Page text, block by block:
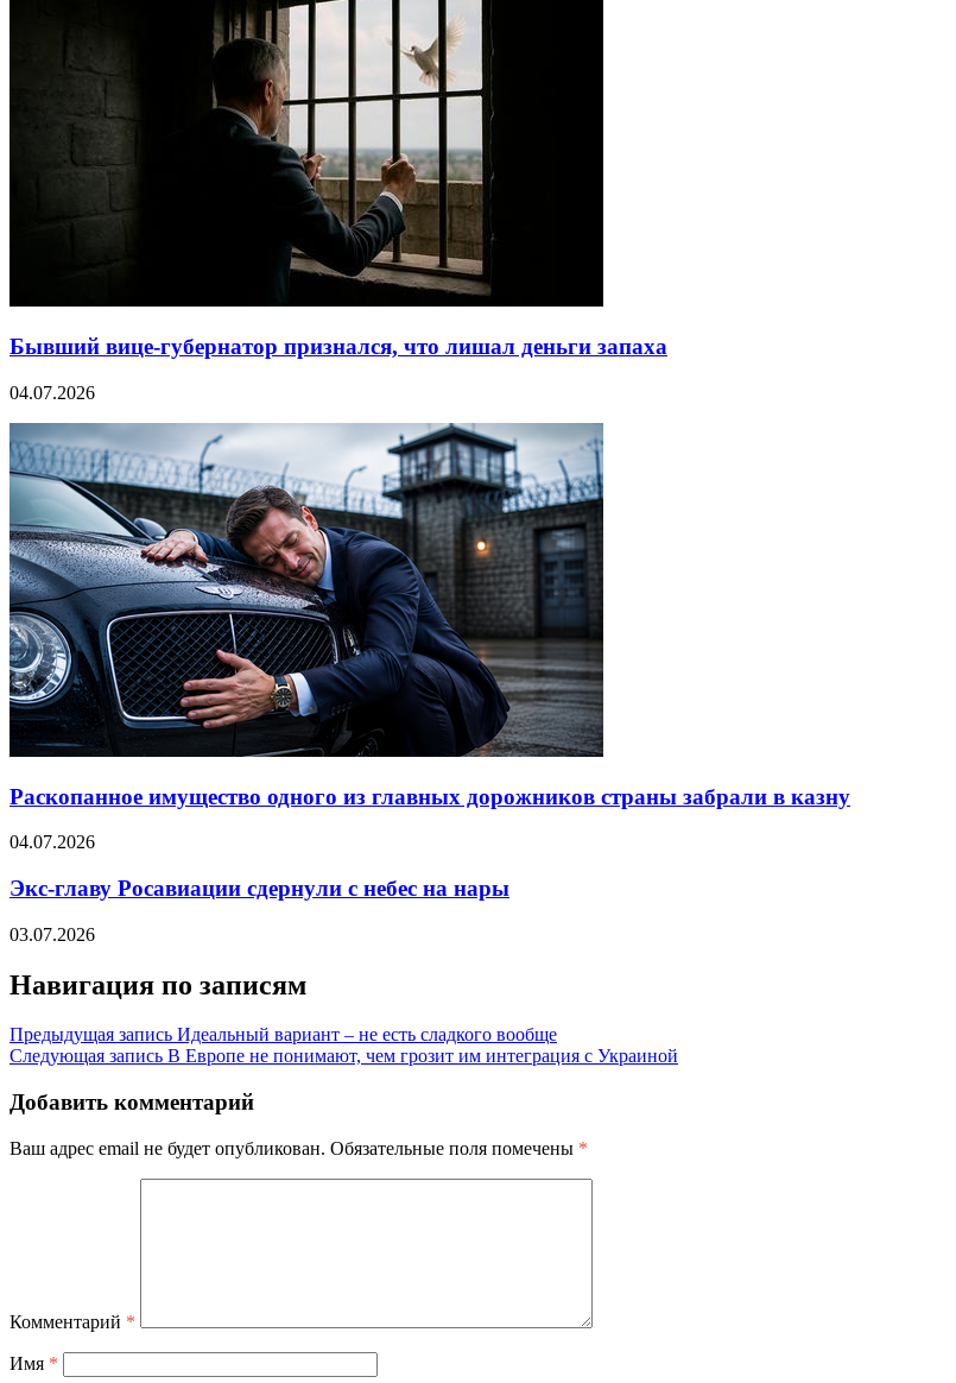
Бывший вице-губернатор признался, что лишал деньги запаха
04.07.2026
Раскопанное имущество одного из главных дорожников страны забрали в казну
04.07.2026
Экс-главу Росавиации сдернули с небес на нары
03.07.2026
Навигация по записям
Предыдущая запись Идеальный вариант – не есть сладкого вообще
Следующая запись В Европе не понимают, чем грозит им интеграция с Украиной
Добавить комментарий
Ваш адрес email не будет опубликован. Обязательные поля помечены *
Комментарий *
Имя *